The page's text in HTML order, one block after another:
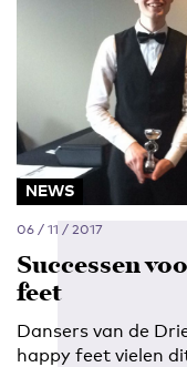
NEWS
06 / 11 / 2017
Successen
feet
Dansers van de
happy feet vielen